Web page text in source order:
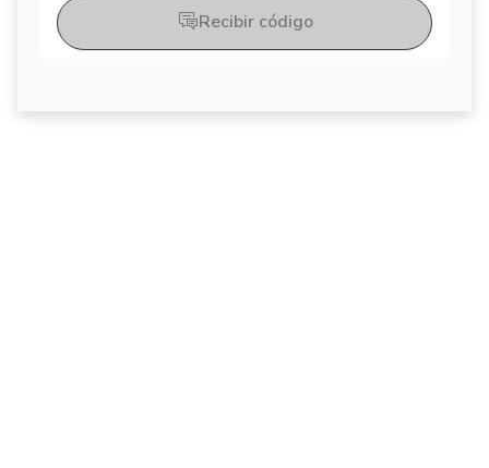
Recibir código